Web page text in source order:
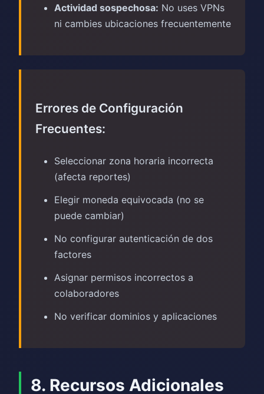
Actividad sospechosa: No uses VPNs
ni cambies ubicaciones frecuentemente
Errores de Configuración
Frecuentes:
Seleccionar zona horaria incorrecta
(afecta reportes)
Elegir moneda equivocada (no se
puede cambiar)
No configurar autenticación de dos
factores
Asignar permisos incorrectos a
colaboradores
No verificar dominios y aplicaciones
8. Recursos Adicionales